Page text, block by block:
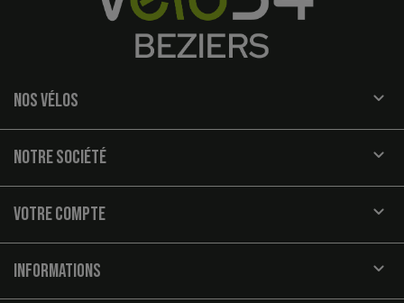
NOS VÉLOS 
NOTRE SOCIÉTÉ 
VOTRE COMPTE 
INFORMATIONS keyboard_arrow_down